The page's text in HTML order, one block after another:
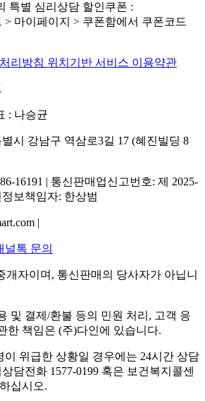
특별 심리상담 할인쿠폰 :
> 마이페이지 > 쿠폰함에서 쿠폰코드
리방침 위치기반 서비스 이용약관
: 나승균
시 강남구 역삼로3길 17 (혜진빌딩 8
16191 | 통신판매업신고번호: 제 2025-
보책임자: 한상범
|
널톡 문의
개자이며, 통신판매의 당사자가 아닙니
및 결제/환불 등의 민원 처리, 고객 응
한 책임은 (주)다인에 있습니다.
이 위급한 상황일 경우에는 24시간 상담
담전화 1577-0199 혹은 보건복지콜센
십시오.